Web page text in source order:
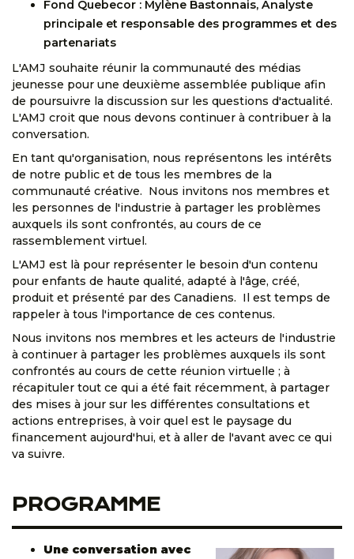
Fond Quebecor : Mylène Bastonnais, Analyste
principale et responsable des programmes et des
partenariats
L'AMJ souhaite réunir la communauté des médias
jeunesse pour une deuxième assemblée publique afin
de poursuivre la discussion sur les questions d'actualité.
L'AMJ croit que nous devons continuer à contribuer à la
conversation.
En tant qu'organisation, nous représentons les intérêts
de notre public et de tous les membres de la
communauté créative. Nous invitons nos membres et
les personnes de l'industrie à partager les problèmes
auxquels ils sont confrontés, au cours de ce
rassemblement virtuel.
L'AMJ est là pour représenter le besoin d'un contenu
pour enfants de haute qualité, adapté à l'âge, créé,
produit et présenté par des Canadiens. Il est temps de
rappeler à tous l'importance de ces contenus.
Nous invitons nos membres et les acteurs de l'industrie
à continuer à partager les problèmes auxquels ils sont
confrontés au cours de cette réunion virtuelle ; à
récapituler tout ce qui a été fait récemment, à partager
des mises à jour sur les différentes consultations et
actions entreprises, à voir quel est le paysage du
financement aujourd'hui, et à aller de l'avant avec ce qui
va suivre.
PROGRAMME
Une conversation avec